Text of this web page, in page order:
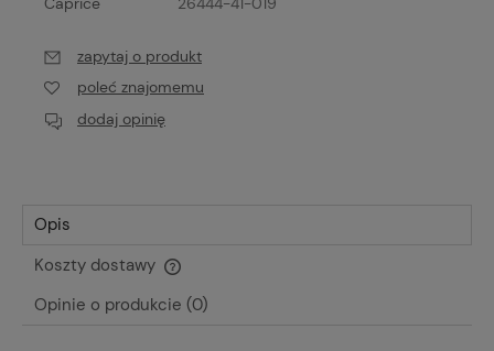
zapytaj o produkt
poleć znajomemu
dodaj opinię
Opis
Koszty dostawy
Cena nie zawiera ewentualnych kosztów płatności
Opinie o produkcie (0)